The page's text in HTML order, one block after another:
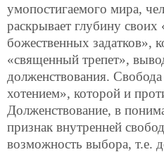
умопостигаемого мира,
раскрывает глубину своих
божественных задатков»,
«священный трепет»,
долженствования.
хотением», которой и
Долженствование, в
признак внутренней
возможность выбора, т.е.